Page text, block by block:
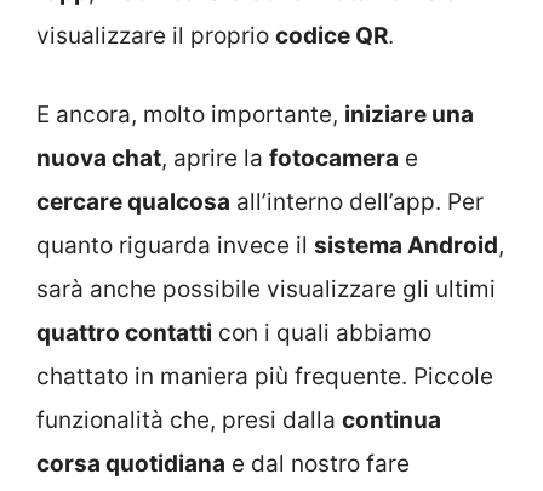
visualizzare il proprio codice QR.
E ancora, molto importante, iniziare una
nuova chat, aprire la fotocamera e
cercare qualcosa all’interno dell’app. Per
quanto riguarda invece il sistema Android,
sarà anche possibile visualizzare gli ultimi
quattro contatti con i quali abbiamo
chattato in maniera più frequente. Piccole
funzionalità che, presi dalla continua
corsa quotidiana e dal nostro fare